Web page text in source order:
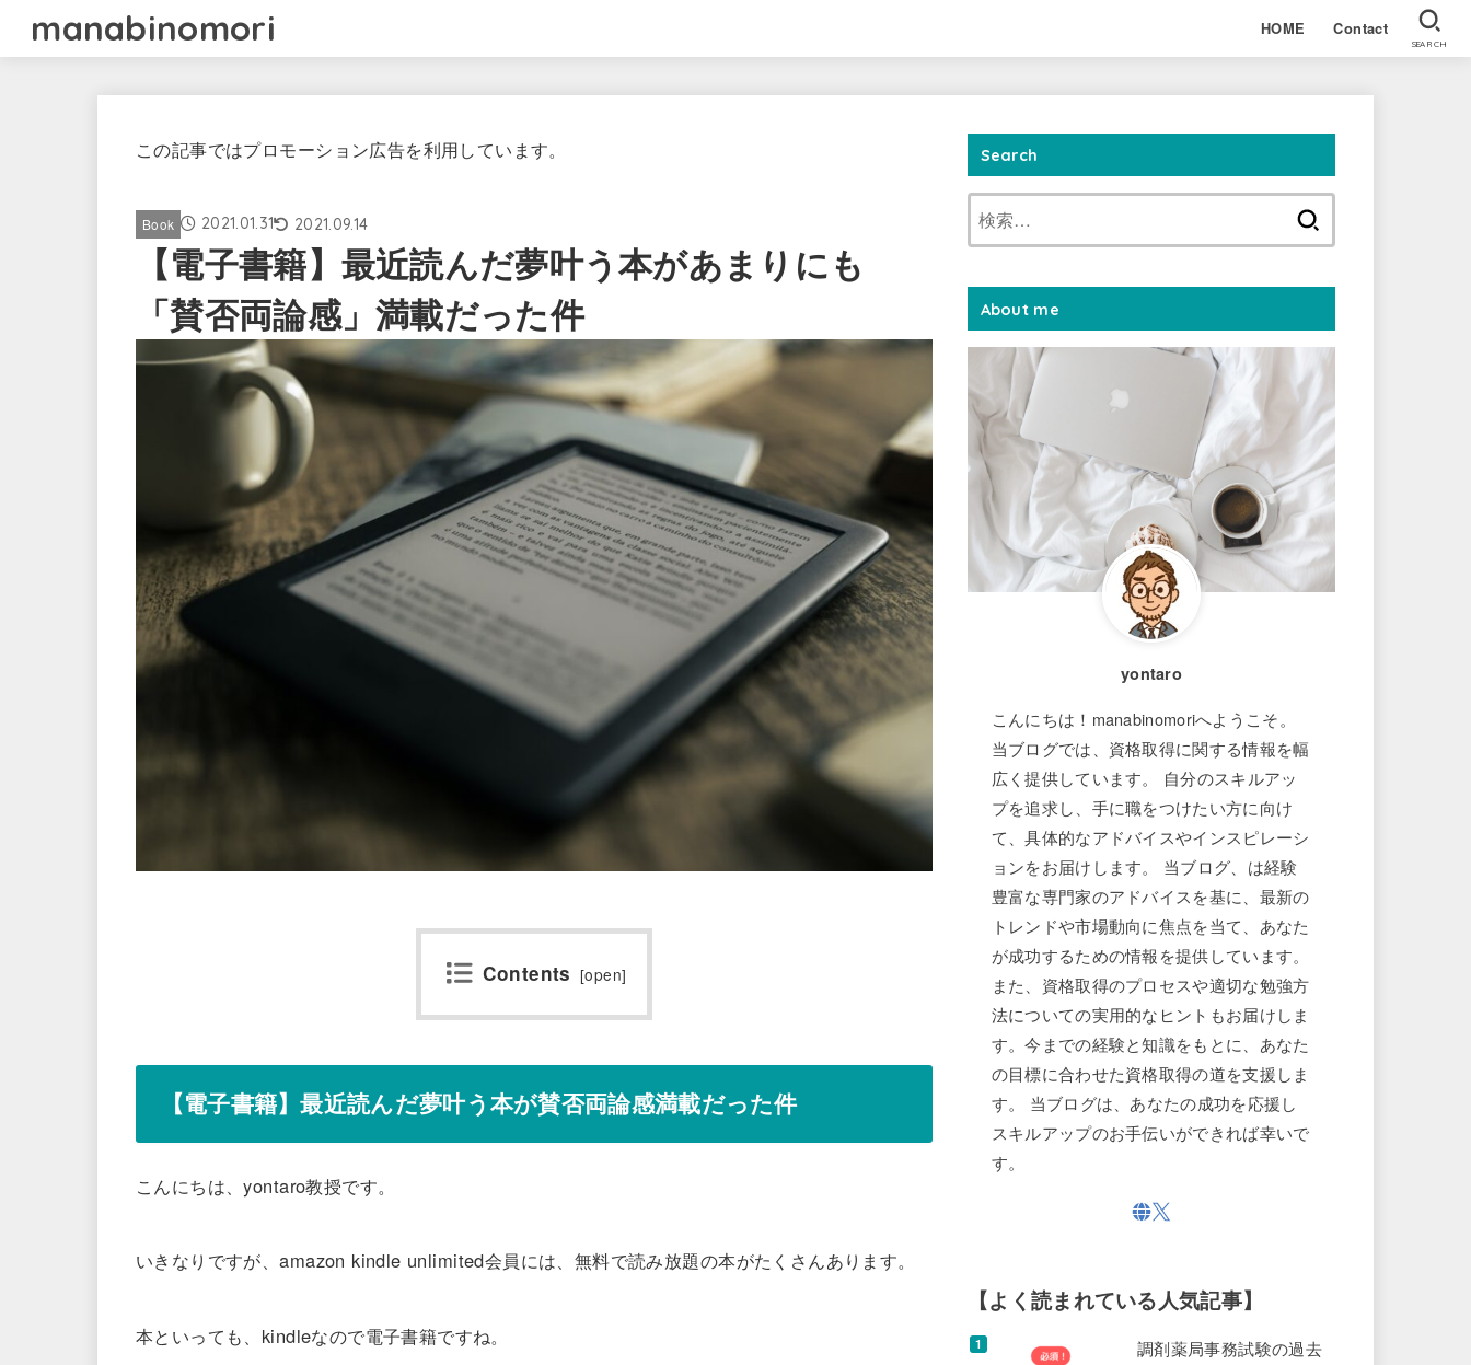
manabinomori HOME Contact
SEARCH
この記事ではプロモーション広告を利用しています。
Book 2021.01.31 2021.09.14
【電子書籍】最近読んだ夢叶う本があまりにも
「賛否両論感」満載だった件
Contents [open]
【電子書籍】最近読んだ夢叶う本が賛否両論感満載だった件
こんにちは、yontaro教授です。
いきなりですが、amazon kindle unlimited会員には、無料で読み放題の本がたくさんあります。
本といっても、kindleなので電子書籍ですね。
Search
About me
yontaro
こんにちは！manabinomoriへようこそ。
当ブログでは、資格取得に関する情報を幅
広く提供しています。 自分のスキルアッ
プを追求し、手に職をつけたい方に向け
て、具体的なアドバイスやインスピレーシ
ョンをお届けします。 当ブログ、は経験
豊富な専門家のアドバイスを基に、最新の
トレンドや市場動向に焦点を当て、あなた
が成功するための情報を提供しています。
また、資格取得のプロセスや適切な勉強方
法についての実用的なヒントもお届けしま
す。今までの経験と知識をもとに、あなた
の目標に合わせた資格取得の道を支援しま
す。 当ブログは、あなたの成功を応援し
スキルアップのお手伝いができれば幸いで
す。
【よく読まれている人気記事】
調剤薬局事務試験の過去